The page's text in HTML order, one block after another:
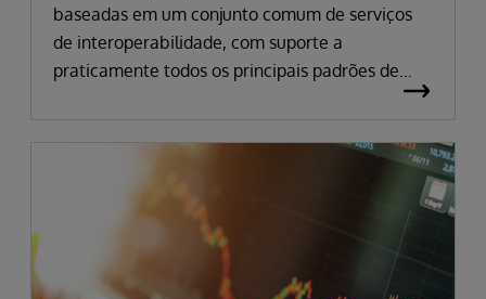
baseadas em um conjunto comum de serviços
de interoperabilidade, com suporte a
praticamente todos os principais padrões de